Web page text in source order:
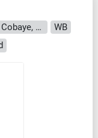
Reactivité: Humain, Souris, Rat, Cobaye, Boeuf (Vache), Chien, Cheval, Lapin, Roussette (Chauve-souris), Singe, Porc
WB